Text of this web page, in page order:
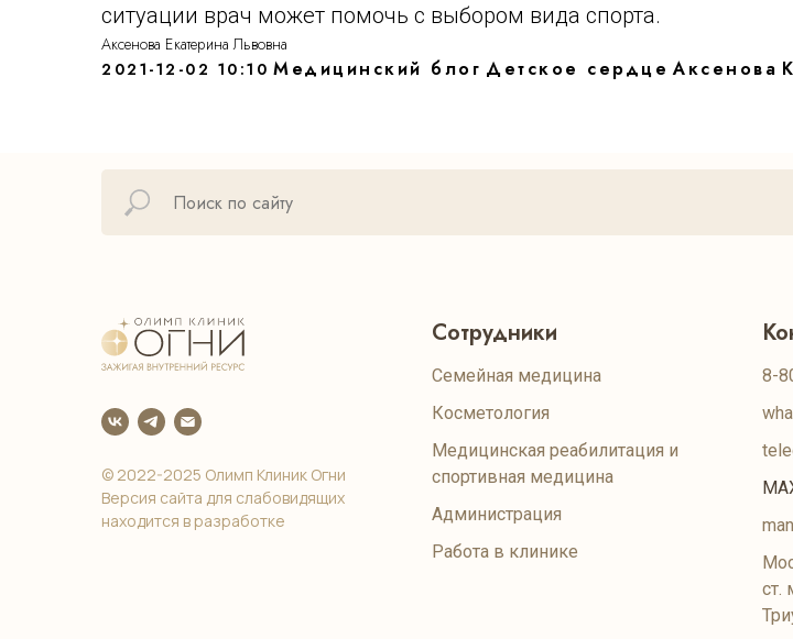
ситуации врач может помочь с выбором вида спорта.
Аксенова Екатерина Львовна
2021-12-02 10:10 Медицинский блог Детское сердце Аксенова
© 2022-2025 Олимп Клиник Огни
Версия сайта для слабовидящих
находится в разработке
Сотрудники
Семейная медицина
Косметология
Медицинская реабилитация и
спортивная медицина
Администрация
Работа в клинике
8-
ст.